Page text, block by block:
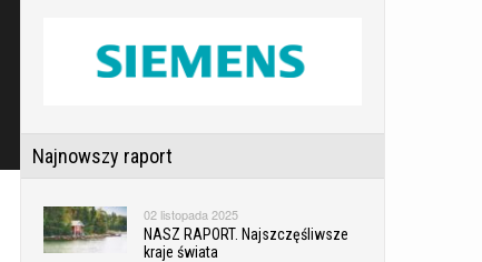
Najnowszy raport
02 listopada 2025
NASZ RAPORT. Najszczęśliwsze
kraje świata